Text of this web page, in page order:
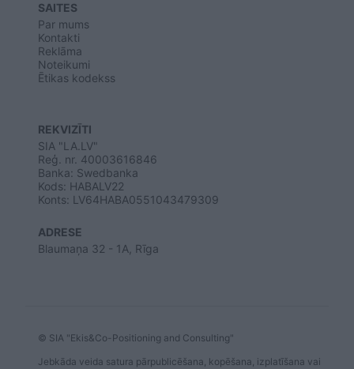
SAITES
Par mums
Kontakti
Reklāma
Noteikumi
Ētikas kodekss
REKVIZĪTI
SIA "LA.LV"
Reģ. nr. 40003616846
Banka: Swedbanka
Kods: HABALV22
Konts: LV64HABA0551043479309
ADRESE
Blaumaņa 32 - 1A, Rīga
© SIA "Ekis&Co-Positioning and Consulting"
Jebkāda veida satura pārpublicēšana, kopēšana, izplatīšana vai